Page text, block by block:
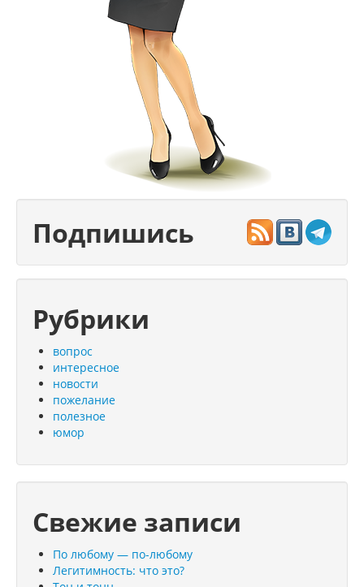
Подпишись
Рубрики
вопрос
интересное
новости
пожелание
полезное
юмор
Свежие записи
По любому — по-любому
Легитимность: что это?